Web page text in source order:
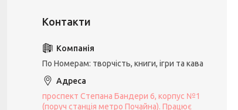
По Номерам: творчість, книги, ігри та кава
проспект Степана Бандери 6, корпус №1
(поруч станція метро Почайна). Працює